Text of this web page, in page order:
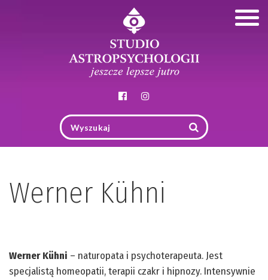
Werner Kühni
Werner Kühni – naturopata i psychoterapeuta. Jest
specjalistą homeopatii, terapii czakr i hipnozy. Intensywnie